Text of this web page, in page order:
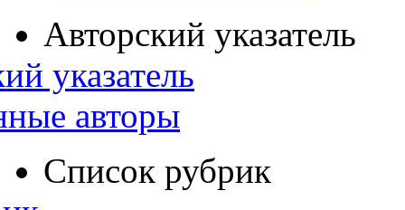
Авторский указатель
указатель
авторы
Список рубрик